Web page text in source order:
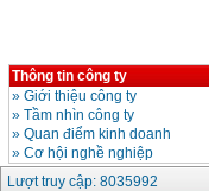
Giá: 2766000
Máy mài FEG-911A
(100mm)
Giá:760000VND
Thông tin công ty
» Giới thiệu công ty
» Tầm nhìn công ty
» Quan điểm kinh doanh
» Cơ hội nghề nghiệp
Lượt truy cập: 8035992